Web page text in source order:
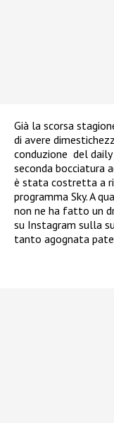
Già la scorsa
di avere
conduzione del
seconda bocciatura
è stata costretta a
programma Sky. A
non ne ha fatto un
su Instagram sulla
tanto agognata